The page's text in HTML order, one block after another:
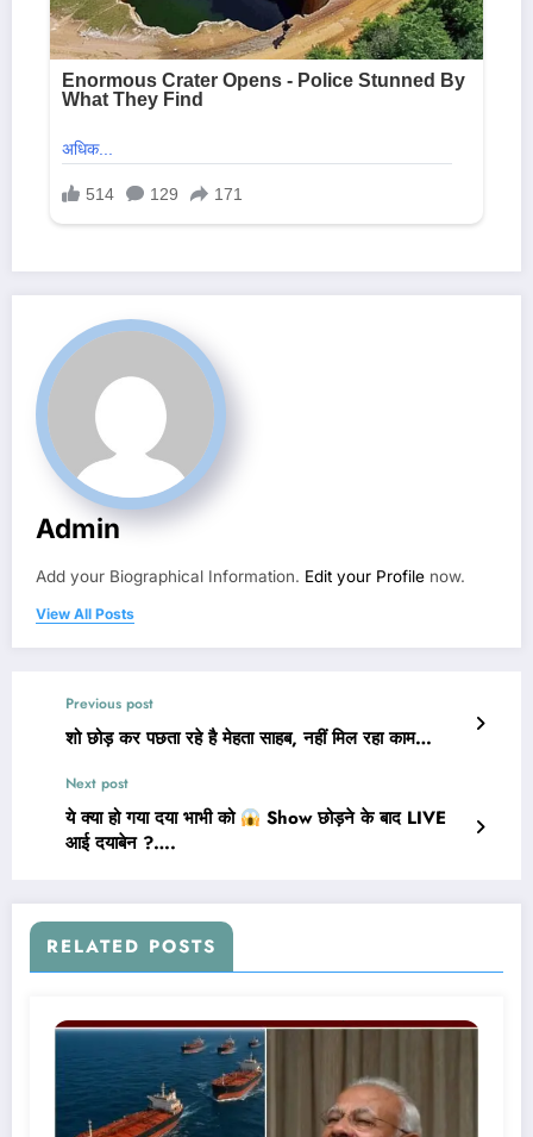
Admin
Add your Biographical Information. Edit your Profile now.
View All Posts
Previous post
शो छोड़ कर पछता रहे है मेहता साहब, नहीं मिल रहा काम…
Next post
ये क्या हो गया दया भाभी को
Show छोड़ने के बाद LIVE
आई दयाबेन ?….
RELATED POSTS